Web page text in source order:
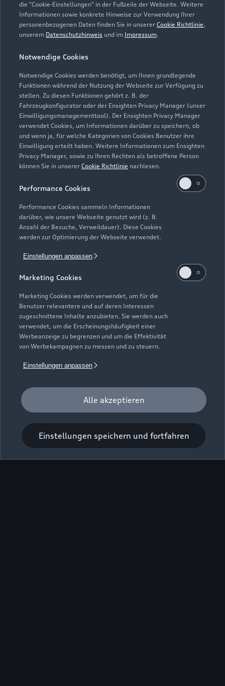
die "Cookie-Einstellungen" in der Fußzeile der Webseite. Weitere
Informationen sowie konkrete Hinweise zur Verwendung Ihrer
personenbezogenen Daten finden Sie in unserer Cookie Richtlinie,
unserem Datenschutzhinweis und im Impressum.
Notwendige Cookies
Notwendige Cookies werden benötigt, um Ihnen grundlegende
Funktionen während der Nutzung der Webseite zur Verfügung zu
stellen. Zu diesen Funktionen gehört z. B. der
Fahrzeugkonfigurator oder der Ensighten Privacy Manager (unser
Einwilligungsmanagementtool). Der Ensighten Privacy Manager
verwendet Cookies, um Informationen darüber zu speichern, ob
und wenn ja, für welche Kategorien von Cookies Benutzer ihre
Einwilligung erteilt haben. Weitere Informationen zum Ensighten
Privacy Manager, sowie zu Ihren Rechten als betroffene Person
können Sie in unserer Cookie Richtlinie nachlesen.
Performance Cookies
Performance Cookies sammeln Informationen
darüber, wie unsere Webseite genutzt wird (z. B.
Anzahl der Besuche, Verweildauer). Diese Cookies
werden zur Optimierung der Webseite verwendet.
Einstellungen anpassen
Marketing Cookies
Marketing Cookies werden verwendet, um für die
Benutzer relevantere und auf deren Interessen
zugeschnittene Inhalte anzubieten. Sie werden auch
verwendet, um die Erscheinungshäufigkeit einer
Werbeanzeige zu begrenzen und um die Effektivität
von Werbekampagnen zu messen und zu steuern.
Einstellungen anpassen
Alle akzeptieren
Einstellungen speichern und fortfahren
Servicetermin vereinbaren
Stoll GmbH Rickenbach
Servicepartner e-tron Service R8
79736 Rickenbach
Rickenbach@autohaus-stoll.de
Kontaktdaten herunterladen
Öffnungszeiten
Service
Geschlossen,öffnet amMontag 08:00